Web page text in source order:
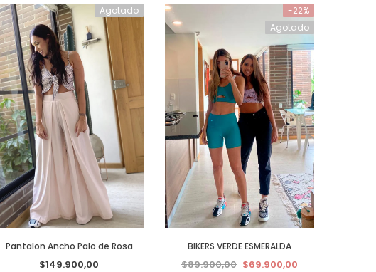
Agotado
Pantalon Ancho Palo de Rosa
$149.900,00
-22%
Agotado
BIKERS VERDE ESMERALDA
$89.900,00 $69.900,00